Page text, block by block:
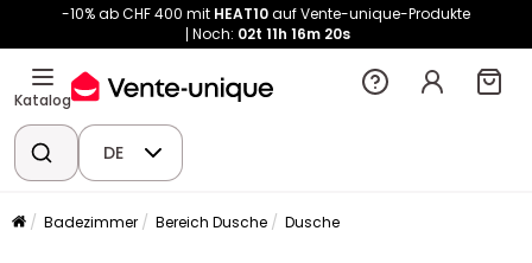
-10% ab CHF 400 mit HEAT10auf Vente-unique-Produkte
Noch: 02t 11h 16m 20s
Katalog
DE
Badezimmer Bereich Dusche Dusche